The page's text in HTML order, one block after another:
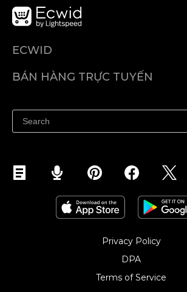
ECWID
Trung tâm trợ giúp
BÁN HÀNG TRỰC TUYẾN
Quảng bá ở bất cứ đâu
Kiểm soát mọi thứ
Privacy Policy
DPA
Terms of Service